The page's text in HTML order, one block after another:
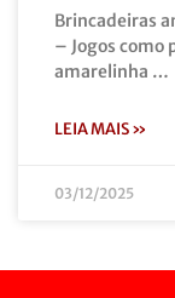
Brincadeiras
– Jogos como
amarelinha …
LEIA MAIS »
03/12/2025